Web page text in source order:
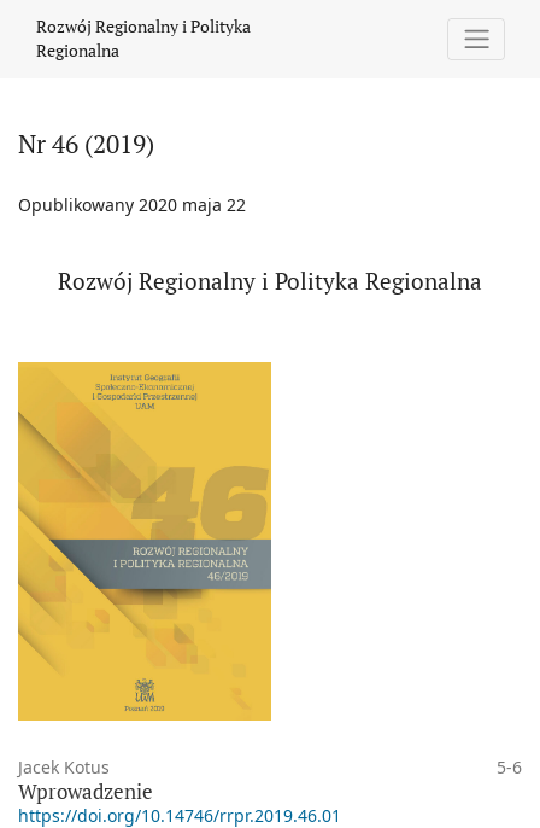
Rozwój Regionalny i Polityka
Regionalna
Nr 46 (2019)
Opublikowany 2020 maja 22
Rozwój Regionalny i Polityka Regionalna
Jacek Kotus 5-6
Wprowadzenie
https://doi.org/10.14746/rrpr.2019.46.01